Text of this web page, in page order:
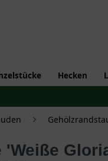
Hecken
'Weiße